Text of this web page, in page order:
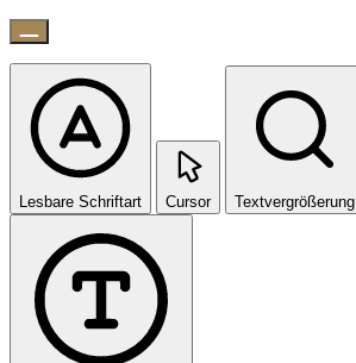
Lesbare Schriftart Cursor Textvergrößerung